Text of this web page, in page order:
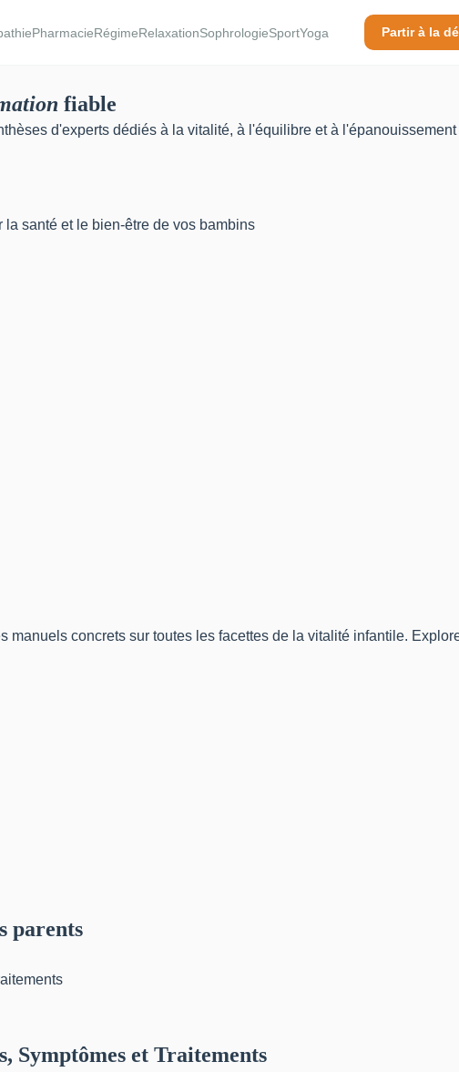
PharmacieRégimeRelaxationSophrologieSportYoga Partir à la
fiable
d'experts dédiés à la vitalité, à l'équilibre et à
santé et le bien-être de vos bambins
concrets sur toutes les facettes de la vitalité infantile.
parents
Symptômes et Traitements